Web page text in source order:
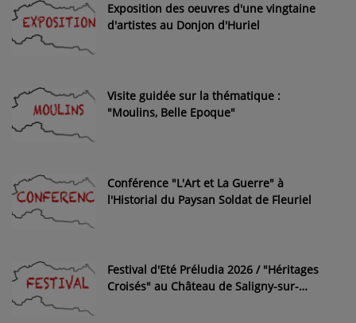
Exposition des oeuvres d'une vingtaine
d'artistes au Donjon d'Huriel
Visite guidée sur la thématique :
"Moulins, Belle Epoque"
Conférence "L'Art et La Guerre" à
l'Historial du Paysan Soldat de Fleuriel
Festival d'Eté Préludia 2026 / "Héritages
Croisés" au Château de Saligny-sur-